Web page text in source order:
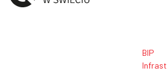
BIP